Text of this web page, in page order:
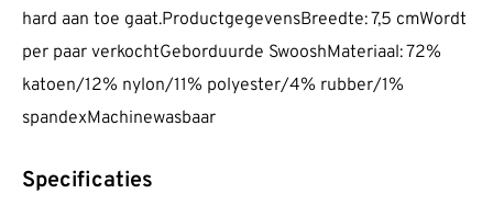
hard aan toe gaat.ProductgegevensBreedte: 7,5 cmWordt
per paar verkochtGeborduurde SwooshMateriaal: 72%
katoen/12% nylon/11% polyester/4% rubber/1%
spandexMachinewasbaar
Specificaties